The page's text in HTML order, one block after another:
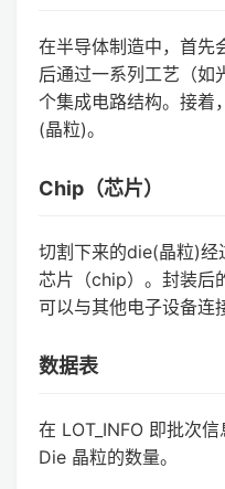
在半导体制造中，首先
后通过一系列工艺（如
个集成电路结构。接着
(晶粒)。
Chip（芯片）
切割下来的die(晶粒)经
芯片（chip）。封装后
可以与其他电子设备连
数据表
在 LOT_INFO 即批次
Die 晶粒的数量。